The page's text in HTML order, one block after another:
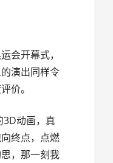
会开幕式，
演出同样令
价。
3D动画，真
终点，点燃
，那一刻我